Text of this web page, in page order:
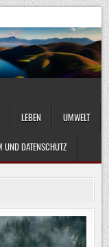
LEBEN UMWELT
UND DATENSCHUTZ